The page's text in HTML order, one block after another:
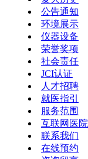
公告通知
环境展示
仪器设备
荣誉奖项
社会责任
JCI认证
人才招聘
就医指引
服务范围
互联网医院
联系我们
在线预约